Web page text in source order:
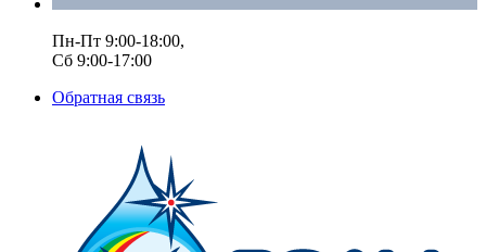
Пн-Пт 9:00-18:00,
Сб 9:00-17:00
Обратная связь